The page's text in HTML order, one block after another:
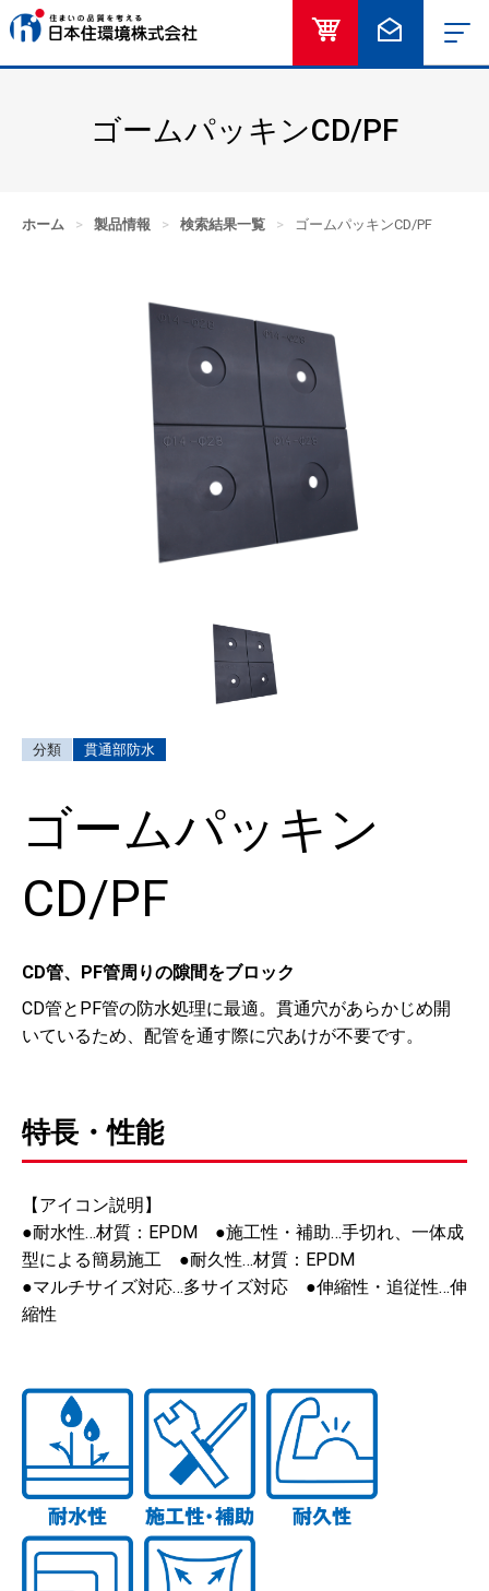
オンラインショ
ゴームパッキンCD/PF
ホーム > 製品情報 > 検索結果一覧 > ゴームパッキンCD/PF
貫通部防水
ゴームパッキン
CD/PF
CD管、PF管周りの隙間をブロック
CD管とPF管の防水処理に最適。貫通穴があらかじめ開
いているため、配管を通す際に穴あけが不要です。
特長・性能
【アイコン説明】
●耐水性…材質：EPDM ●施工性・補助…手切れ、一体成
型による簡易施工 ●耐久性…材質：EPDM
●マルチサイズ対応…多サイズ対応 ●伸縮性・追従性…伸
縮性